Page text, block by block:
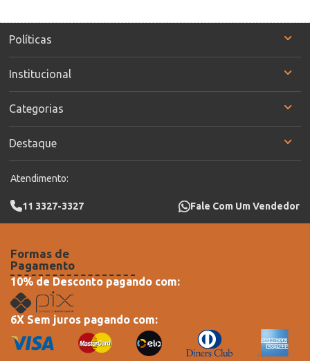
Políticas
Institucional
Categorias
Destaque
Atendimento:
11 3327-3327 Fale Com Um Vendedor
Formas de
Pagamento
10% de Desconto pagando com:
6X Sem juros pagando com: